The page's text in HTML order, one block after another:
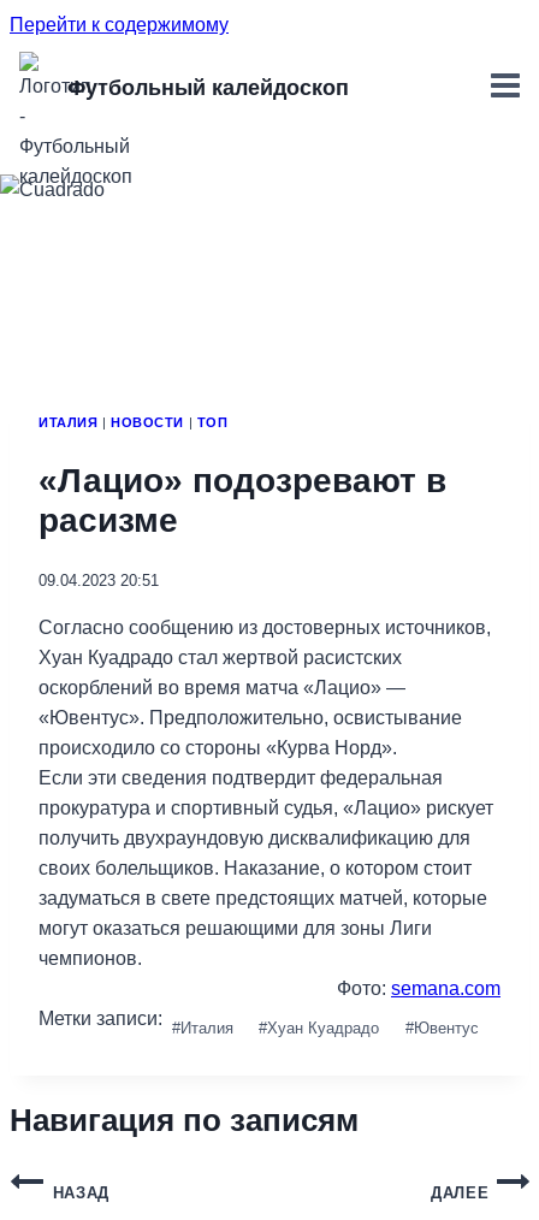
Перейти к содержимому
Футбольный калейдоскоп
ИТАЛИЯ НОВОСТИ ТОП
«Лацио» подозревают в
расизме
09.04.2023 20:51
Согласно сообщению из достоверных источников,
Хуан Куадрадо стал жертвой расистских
оскорблений во время матча «Лацио» —
«Ювентус». Предположительно, освистывание
происходило со стороны «Курва Норд».
Если эти сведения подтвердит федеральная
прокуратура и спортивный судья, «Лацио» рискует
получить двухраундовую дисквалификацию для
своих болельщиков. Наказание, о котором стоит
задуматься в свете предстоящих матчей, которые
могут оказаться решающими для зоны Лиги
чемпионов.
Фото: semana.com
Метки записи: #Италия #Хуан Куадрадо #Ювентус
Навигация по записям
НАЗАД ДАЛЕЕ